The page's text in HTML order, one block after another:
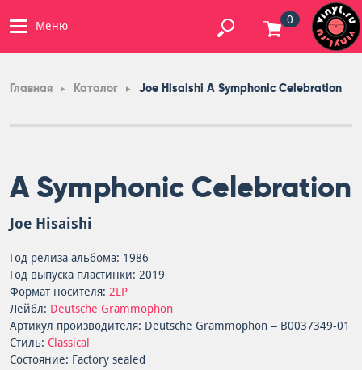
Меню 0
Главная Каталог Joe Hisaishi A Symphonic Celebration
A Symphonic Celebration
Joe Hisaishi
Год релиза альбома: 1986
Год выпуска пластинки: 2019
Формат носителя: 2LP
Лейбл: Deutsche Grammophon
Артикул производителя: Deutsche Grammophon – B0037349-01
Стиль: Classical
Состояние: Factory sealed